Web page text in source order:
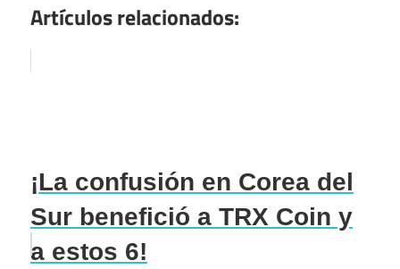
Artículos relacionados:
¡La confusión en Corea del
Sur benefició a TRX Coin y
a estos 6!